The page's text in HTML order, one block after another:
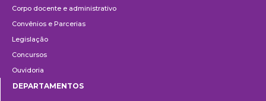
Corpo docente e administrativo
Convênios e Parcerias
Legislação
Concursos
Ouvidoria
DEPARTAMENTOS